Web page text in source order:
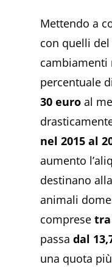
Mettendo a
con quelli
cambiamenti
percentuale
30 euro al
nel 2015 al
aumento
destinano
animali
compresetra
passadal
una quota